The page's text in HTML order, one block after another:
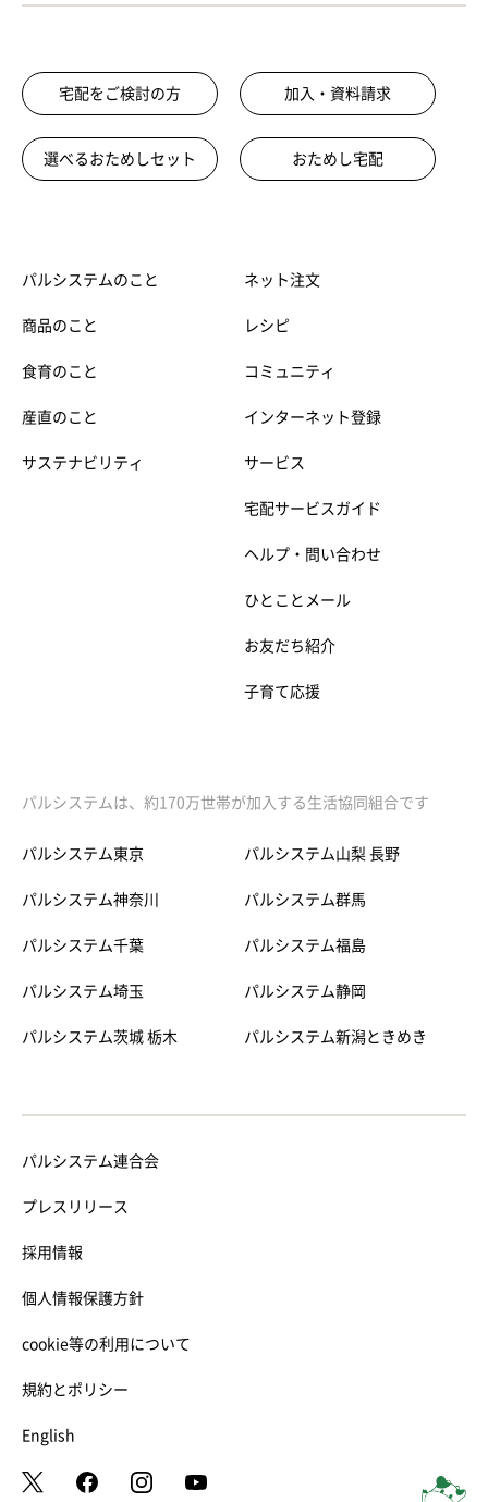
宅配をご検討の方 加入・資料請求
選べるおためしセット おためし宅配
パルシステムのこと
商品のこと
食育のこと
産直のこと
サステナビリティ
ネット注文
レシピ
コミュニティ
インターネット登録
サービス
宅配サービスガイド
ヘルプ・問い合わせ
ひとことメール
お友だち紹介
子育て応援
パルシステムは、約170万世帯が加入する生活協同組合です
パルシステム東京
パルシステム神奈川
パルシステム千葉
パルシステム埼玉
パルシステム茨城 栃木
パルシステム山梨 長野
パルシステム群馬
パルシステム福島
パルシステム静岡
パルシステム新潟ときめき
パルシステム連合会
プレスリリース
採用情報
個人情報保護方針
cookie等の利用について
規約とポリシー
English